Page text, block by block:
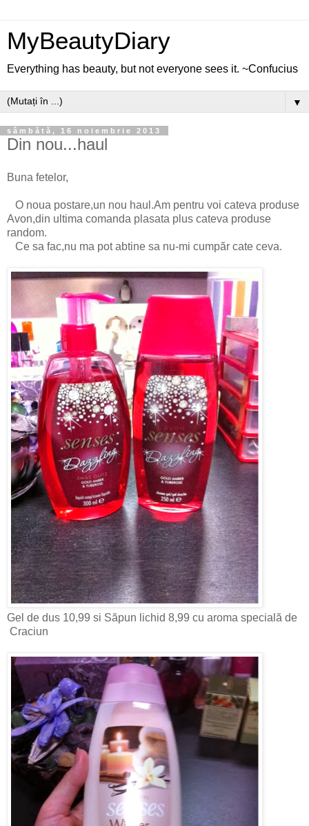
MyBeautyDiary
Everything has beauty, but not everyone sees it. ~Confucius
▼
sâmbătă, 16 noiembrie 2013
Din nou...haul
Buna fetelor,
O noua postare,un nou haul.Am pentru voi cateva produse
Avon,din ultima comanda plasata plus cateva produse
random.
Ce sa fac,nu ma pot abtine sa nu-mi cumpăr cate ceva.
Gel de dus 10,99 si Săpun lichid 8,99 cu aroma specială de
Craciun